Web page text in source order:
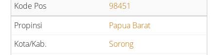
98451
Papua Barat
Sorong